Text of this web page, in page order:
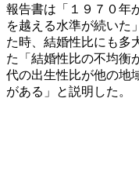
報告書は「１９７０年
を越える水準が続いた
た時、結婚性比にも多
た「結婚性比の不均衡
代の出生性比が他の地
がある」と説明した。